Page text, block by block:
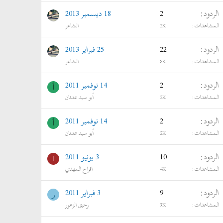
الردود 2
المشاهدات 2K
18 ديسمبر 2013
الشاعر
الردود 22
المشاهدات 8K
25 فبراير 2013
الشاعر
الردود 2
المشاهدات 2K
14 نوفمبر 2011
أبو سيد عدنان
أ
الردود 2
المشاهدات 2K
14 نوفمبر 2011
أبو سيد عدنان
أ
الردود 10
المشاهدات 4K
3 يونيو 2011
افراح المهدي
ا
الردود 9
المشاهدات 3K
3 فبراير 2011
رحيق الزهور
ر